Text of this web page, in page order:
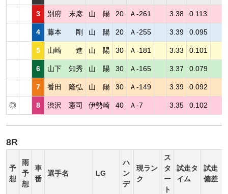
3 別府 末彦 山 陽 20 Ａ-261 3.38 0.113
4 藤本 剛 山 陽 20 Ａ-255 3.39 0.095
5 山崎 進 山 陽 30 Ａ-181 3.33 0.101
6 山下 知秀 山 陽 30 Ａ-165 3.37 0.079
7 番田 隆弘 山 陽 30 Ａ-149 3.39 0.092
◎ 8 渋沢 憲司 伊勢崎 40 Ａ-7 3.35 0.102
8R
予
想
雨
予
想
車
番
選手名 LG
ハ
ン
デ
現ラン
ク
ス
タ
ー
ト
試走タ
イム
試走
偏差